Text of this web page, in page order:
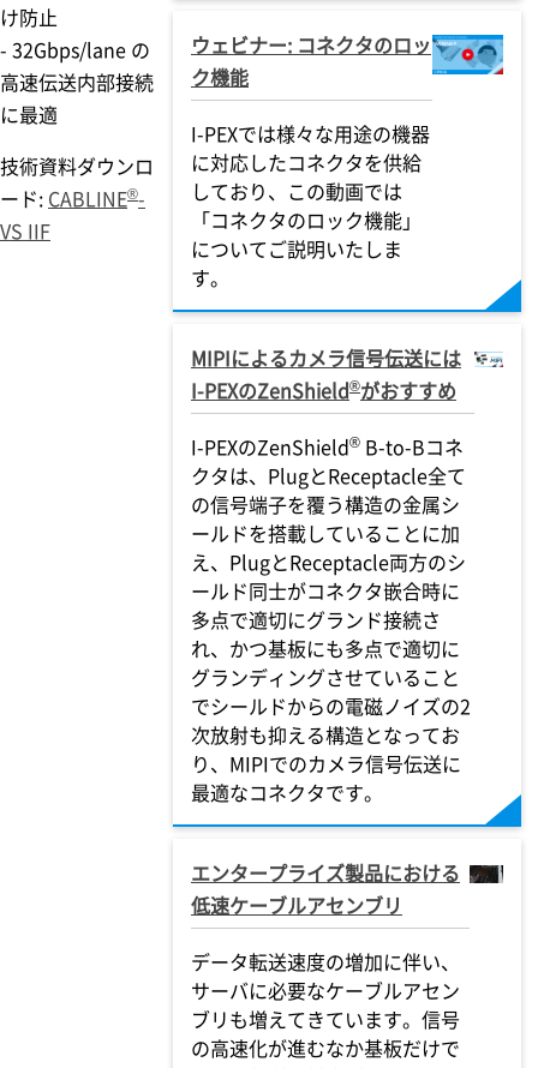
け防止
- 32Gbps/lane の
高速伝送内部接続
に最適
技術資料ダウンロ
ード: CABLINE®-
VS IIF
ウェビナー: コネクタのロッ
ク機能
I-PEXでは様々な用途の機器
に対応したコネクタを供給
しており、この動画では
「コネクタのロック機能」
についてご説明いたしま
す。
MIPIによるカメラ信号伝送には
I-PEXのZenShield®がおすすめ
I-PEXのZenShield® B-to-Bコネ
クタは、PlugとReceptacle全て
の信号端子を覆う構造の金属シ
ールドを搭載していることに加
え、PlugとReceptacle両方のシ
ールド同士がコネクタ嵌合時に
多点で適切にグランド接続さ
れ、かつ基板にも多点で適切に
グランディングさせていること
でシールドからの電磁ノイズの2
次放射も抑える構造となってお
り、MIPIでのカメラ信号伝送に
最適なコネクタです。
エンタープライズ製品における
低速ケーブルアセンブリ
データ転送速度の増加に伴い、
サーバに必要なケーブルアセン
ブリも増えてきています。信号
の高速化が進むなか基板だけで